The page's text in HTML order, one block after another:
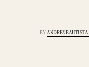
BYANDRES BAUTISTA